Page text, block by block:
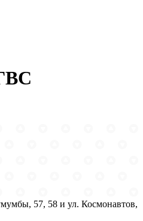
57, 58 и ул. Космонавтов,